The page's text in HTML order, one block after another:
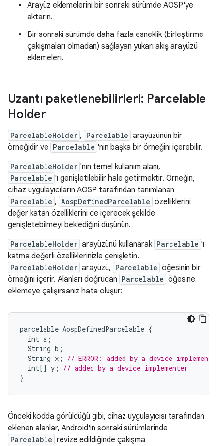
Arayüz eklemelerini bir sonraki sürümde AOSP'ye
aktarın.
Bir sonraki sürümde daha fazla esneklik (birleştirme
çakışmaları olmadan) sağlayan yukarı akış arayüzü
eklemeleri.
Uzantı paketlenebilirleri: Parcelable
Holder
ParcelableHolder , Parcelable arayüzünün bir
örneğidir ve Parcelable 'nin başka bir örneğini içerebilir.
ParcelableHolder 'nın temel kullanım alanı,
Parcelable 'ı genişletilebilir hale getirmektir. Örneğin,
cihaz uygulayıcıların AOSP tarafından tanımlanan
Parcelable , AospDefinedParcelable özelliklerini
değer katan özelliklerini de içerecek şekilde
genişletebilmeyi beklediğini düşünün.
ParcelableHolder arayüzünü kullanarak Parcelable 'ı
katma değerli özelliklerinizle genişletin.
ParcelableHolder arayüzü, Parcelable öğesinin bir
örneğini içerir. Alanları doğrudan Parcelable öğesine
eklemeye çalışırsanız hata oluşur:
parcelable AospDefinedParcelable {
int a ;
String b ;
String x ;
// ERROR: added by a device
int[] y ;
// added by a device implementer
}
Önceki kodda görüldüğü gibi, cihaz uygulayıcısı tarafından
eklenen alanlar, Android'in sonraki sürümlerinde
Parcelable revize edildiğinde çakışma